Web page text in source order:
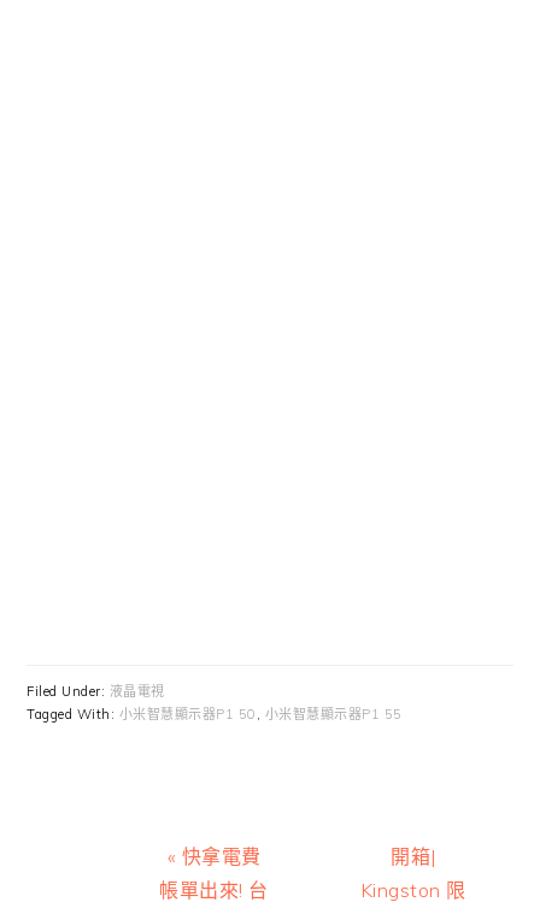
Filed Under: 液晶電視
Tagged With: 小米智慧顯示器P1 50 小米智慧顯示器P1 55
Previous
Post:
« 快拿電費
帳單出來! 台
Next
Post:
開箱|
Kingston 限